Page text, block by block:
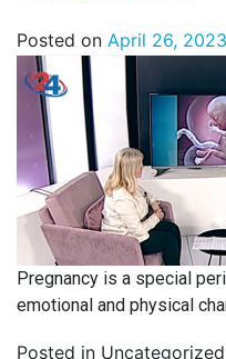
Posted on April 26, 2023
Pregnancy is a special
emotional and physical
Posted in Uncategorized